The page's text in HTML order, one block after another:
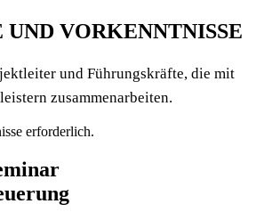
VORKENNTNISSE
und Führungskräfte, die mit
zusammenarbeiten.
erforderlich.